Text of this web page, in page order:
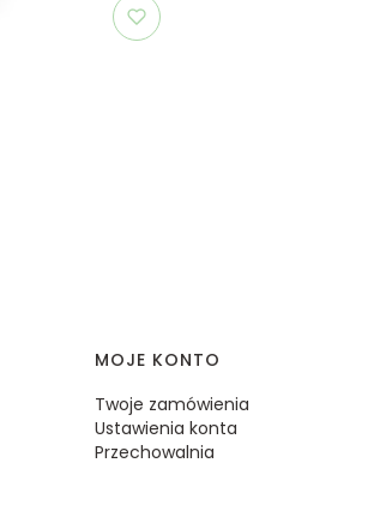
MOJE KONTO
Twoje zamówienia
Ustawienia konta
Przechowalnia